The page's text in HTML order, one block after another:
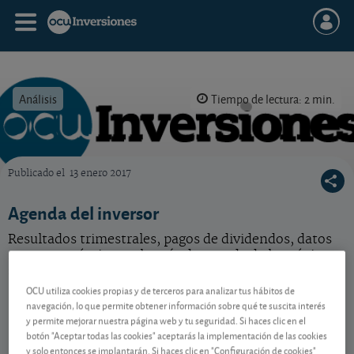
Análisis Tiempo de lectura: 2 min.
Publicado el 13 enero 2017
Agenda del inversor
Resultados trimestrales, pagos de dividendos, datos
macroeconómicos... lo más destacada de la próxima
Contenido reservado a SOCIOS
OCU utiliza cookies propias y de terceros para analizar tus hábitos de
navegación, lo que permite obtener información sobre qué te suscita interés
y permite mejorar nuestra página web y tu seguridad. Si haces clic en el
botón "Aceptar todas las cookies" aceptarás la implementación de las cookies
y solo entonces se implantarán. Si haces clic en "Configuración de cookies"